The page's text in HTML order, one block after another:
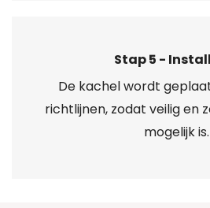
Stap 5 -
De kachel wordt
richtlijnen, zodat veilig en
mogelijk is.